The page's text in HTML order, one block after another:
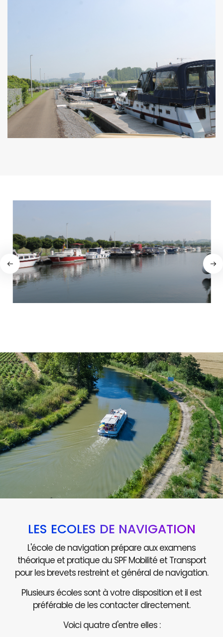
LES ÉCOLES DE NAVIGATION
L'école de navigation prépare aux examens
théorique et pratique du SPF Mobilité et Transport
pour les brevets restreint et général de navigation.
Plusieurs écoles sont à votre disposition et il est
préférable de les contacter directement.
Voici quatre d'entre elles :